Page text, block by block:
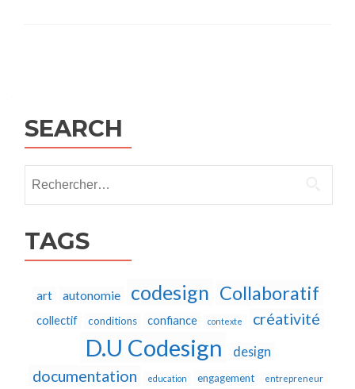
SEARCH
TAGS
art autonomie codesign Collaboratif
collectif conditions confiance contexte créativité
D.U Codesign design
documentation education engagement entrepreneur